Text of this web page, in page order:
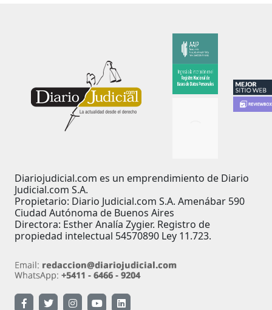
Diariojudicial.com es un emprendimiento de Diario
Judicial.com S.A.
Propietario: Diario Judicial.com S.A. Amenábar 590
Ciudad Autónoma de Buenos Aires
Directora: Esther Analía Zygier. Registro de
propiedad intelectual 54570890 Ley 11.723.